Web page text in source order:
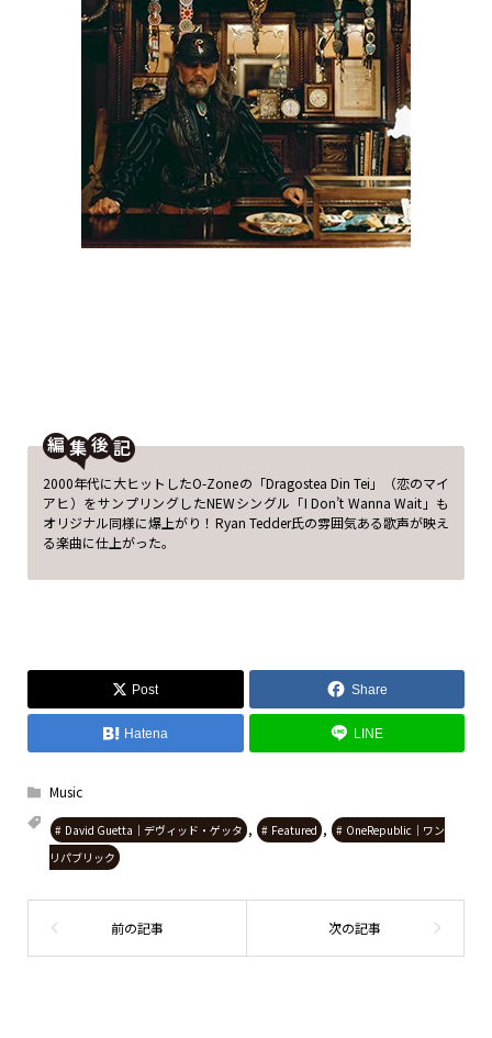
編
後
2000年代に大ヒットしたO-Zoneの「Dragostea Din Tei」（恋のマイ
アヒ）をサンプリングしたNEWシングル「I Don’t Wanna Wait」も
オリジナル同様に爆上がり！Ryan Tedder氏の雰囲気ある歌声が映え
る楽曲に仕上がった。
Post Share
Hatena LINE
Music
David Guetta｜デヴィッド・ゲッタ , Featured ,
OneRepublic｜ワン
リパブリック